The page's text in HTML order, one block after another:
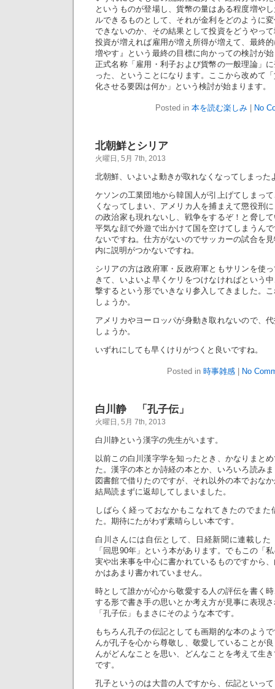
というものが登場し、貨幣の量はある程度増や
ルできるものとして、それが金利をどのように
できないのか、その結果として投資をどうやっ
投資が増えれば雇用が増え所得が増えて、最終
増やす』という最終の目標に向かっての検討が
正式名称「雇用・利子および貨幣の一般理論」
った、ということになります。ここから改めて
化させる要因は何か」という検討が始まります。
Posted in 本を読む楽しみ| No
北朝鮮とシリア
火曜日, 5月 7th, 2013
北朝鮮、いよいよ動きが取れなくなってしまった
ケソンの工業団地から韓国人が引上げてしまっ
くなってしまい、アメリカ人を捕まえて懲役刑
の政治家も現れないし、戦争をするぞ！と脅し
平気な顔で外遊で出かけて国を空けてしまうん
ないですね。仕方がないのでサッカーの試合を
内に説明がつかないですね。
シリアの方は政府軍・反政府軍ともサリンを使
きて、いよいよ早くケリをつけなければという
撃するという形でいきなり参入してきました。
しょうか。
アメリカやヨーロッパが身動き取れないので、
しょうか。
いずれにしても早くけりがつくと良いですね。
Posted in 時事雑感 No
白川静 「孔子伝」
火曜日, 5月 7th, 2013
白川静という漢字の先生がいます。
以前この白川漢字学を知ったとき、かなりまと
た。漢字の本とか詩経の本とか、いろいろ読み
図書館で借りたのですが、それ以外の本でおな
結局読まずに返却してしまいました。
しばらく経っておなかもこなれてきたのでま
た。期待にたがわず素晴らしい本です。
白川さんには自伝として、日経新聞に連載した
「回思90年」という本があります。でもこの「
実や出来事を中心に書かれているものですから
かはあまり書かれていません。
時として誰かが心から敬愛する人の評伝を書く
する形で書き手の思いとか考え方が見事に表現
「孔子伝」もまさにそのような本です。
もちろん孔子の伝記としても画期的な本のよう
んが孔子を心から尊敬し、敬愛していることが
んがどんなことを思い、どんなことを考えて生
です。
孔子というのは大昔の人ですから、伝記といっ